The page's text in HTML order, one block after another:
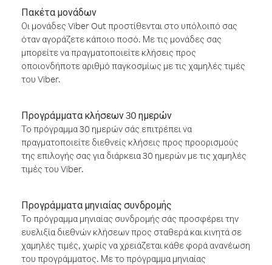
Πακέτα μονάδων
Οι μονάδες Viber Out προστίθενται στο υπόλοιπό σας
όταν αγοράζετε κάποιο ποσό. Με τις μονάδες σας
μπορείτε να πραγματοποιείτε κλήσεις προς
οποιονδήποτε αριθμό παγκοσμίως με τις χαμηλές τιμές
του Viber.
Προγράμματα κλήσεων 30 ημερών
Το πρόγραμμα 30 ημερών σάς επιτρέπει να
πραγματοποιείτε διεθνείς κλήσεις προς προορισμούς
της επιλογής σας για διάρκεια 30 ημερών με τις χαμηλές
τιμές του Viber.
Προγράμματα μηνιαίας συνδρομής
Το πρόγραμμα μηνιαίας συνδρομής σάς προσφέρει την
ευελιξία διεθνών κλήσεων προς σταθερά και κινητά σε
χαμηλές τιμές, χωρίς να χρειάζεται κάθε φορά ανανέωση
του προγράμματος. Με το πρόγραμμα μηνιαίας